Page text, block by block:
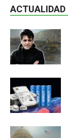
ACTUALIDAD